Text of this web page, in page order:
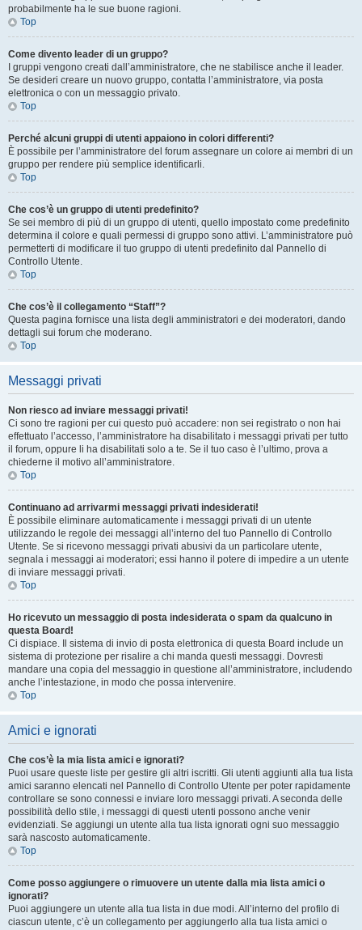
probabilmente ha le sue buone ragioni.
Top
Come divento leader di un gruppo?
I gruppi vengono creati dall’amministratore, che ne stabilisce anche il leader.
Se desideri creare un nuovo gruppo, contatta l’amministratore, via posta
elettronica o con un messaggio privato.
Top
Perché alcuni gruppi di utenti appaiono in colori differenti?
È possibile per l’amministratore del forum assegnare un colore ai membri di un
gruppo per rendere più semplice identificarli.
Top
Che cos’è un gruppo di utenti predefinito?
Se sei membro di più di un gruppo di utenti, quello impostato come predefinito
determina il colore e quali permessi di gruppo sono attivi. L’amministratore può
permetterti di modificare il tuo gruppo di utenti predefinito dal Pannello di
Controllo Utente.
Top
Che cos’è il collegamento “Staff”?
Questa pagina fornisce una lista degli amministratori e dei moderatori, dando
dettagli sui forum che moderano.
Top
Messaggi privati
Non riesco ad inviare messaggi privati!
Ci sono tre ragioni per cui questo può accadere: non sei registrato o non hai
effettuato l’accesso, l’amministratore ha disabilitato i messaggi privati per tutto
il forum, oppure li ha disabilitati solo a te. Se il tuo caso è l’ultimo, prova a
chiederne il motivo all’amministratore.
Top
Continuano ad arrivarmi messaggi privati indesiderati!
È possibile eliminare automaticamente i messaggi privati ​​di un utente
utilizzando le regole dei messaggi all’interno del tuo Pannello di Controllo
Utente. Se si ricevono messaggi privati ​​abusivi da un particolare utente,
segnala i messaggi ai moderatori; essi hanno il potere di impedire a un utente
di inviare messaggi privati​​.
Top
Ho ricevuto un messaggio di posta indesiderata o spam da qualcuno in
questa Board!
Ci dispiace. Il sistema di invio di posta elettronica di questa Board include un
sistema di protezione per risalire a chi manda questi messaggi. Dovresti
mandare una copia del messaggio in questione all’amministratore, includendo
anche l’intestazione, in modo che possa intervenire.
Top
Amici e ignorati
Che cos’è la mia lista amici e ignorati?
Puoi usare queste liste per gestire gli altri iscritti. Gli utenti aggiunti alla tua lista
amici saranno elencati nel Pannello di Controllo Utente per poter rapidamente
controllare se sono connessi e inviare loro messaggi privati. A seconda delle
possibilità dello stile, i messaggi di questi utenti possono anche venir
evidenziati. Se aggiungi un utente alla tua lista ignorati ogni suo messaggio
sarà nascosto automaticamente.
Top
Come posso aggiungere o rimuovere un utente dalla mia lista amici o
ignorati?
Puoi aggiungere un utente alla tua lista in due modi. All’interno del profilo di
ciascun utente, c’è un collegamento per aggiungerlo alla tua lista amici o